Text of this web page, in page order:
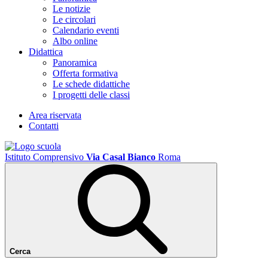
Le notizie
Le circolari
Calendario eventi
Albo online
Didattica
Panoramica
Offerta formativa
Le schede didattiche
I progetti delle classi
Area riservata
Contatti
Istituto Comprensivo Via Casal Bianco Roma
Cerca